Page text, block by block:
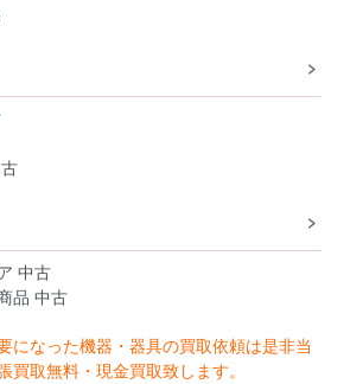
中古
品 中古
になった機器・器具の買取依頼は是非当
買取無料・現金買取致します。